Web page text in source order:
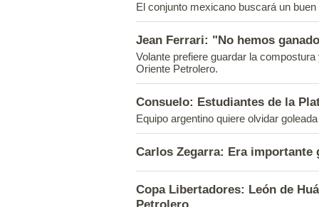
El conjunto mexicano buscará un
Jean Ferrari: "No hemos
Volante prefiere guardar la
Oriente Petrolero.
Consuelo: Estudiantes de la
Equipo argentino quiere olvidar
Carlos Zegarra: Era importante
Copa Libertadores: León de
Petrolero